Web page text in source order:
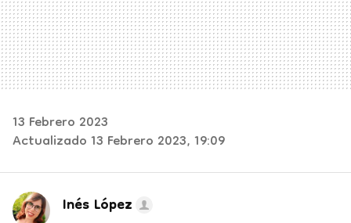
13 Febrero 2023
Actualizado 13 Febrero 2023, 19:09
Inés López